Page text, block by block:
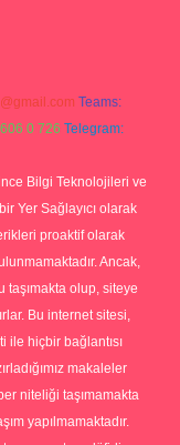
Teams:
0 726 Telegram:
Bilgi Teknolojileri ve
Yer Sağlayıcı olarak
proaktif olarak
Ancak,
taşımakta olup, siteye
Bu internet sitesi,
ile hiçbir bağlantısı
makaleler
niteliği taşımamakta
yapılmamaktadır.